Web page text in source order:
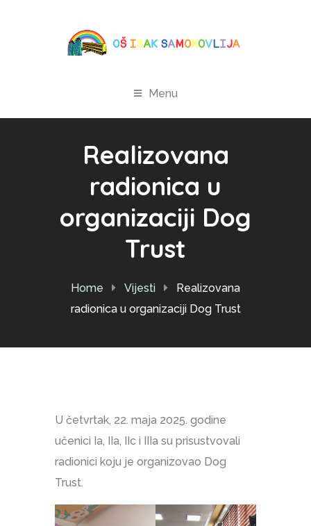
Menu
Realizovana
radionica u
organizaciji Dog
Trust
Home Vijesti
Realizovana
radionica u organizaciji Dog Trust
U četvrtak, 22. maja 2025. godine
učenici Ia, IIa, IIc i IIIa su prisustvovali
radionici koju je organizovao Dog
Trust.